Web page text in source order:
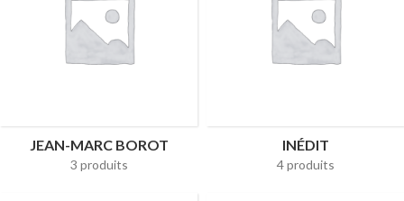
JEAN-MARC BOROT
3 produits
INÉDIT
4 produits